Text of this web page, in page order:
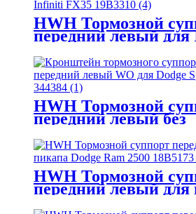
HWH Тормозной
передний левый
FX35 19B3310
HWH Тормозной
передний левый без
кронштейна для
3500 344384
HWH Тормозной
передний левый для
Dodge Ram 2500